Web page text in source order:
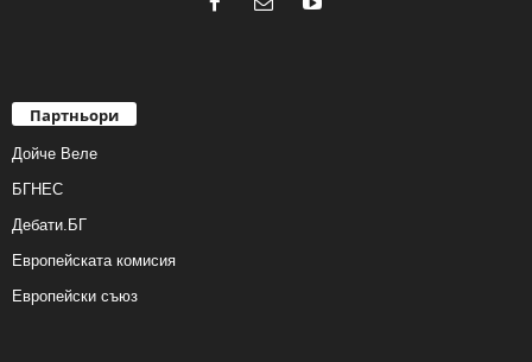
Партньори
Дойче Веле
БГНЕС
Дебати.БГ
Европейската комисия
Европейски съюз